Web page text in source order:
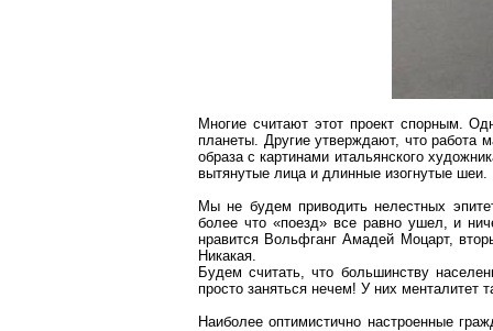
Многие считают этот проект спорным.
планеты. Другие утверждают, что работа
образа с картинами итальянского
вытянутые лица и длинные изогнутые шеи.
Мы не будем приводить нелестных
более что «поезд» все равно ушел, и
нравится Вольфганг Амадей Моцарт,
Никакая.
Будем считать, что большинству
просто заняться нечем! У них
Наиболее оптимистично настроенные